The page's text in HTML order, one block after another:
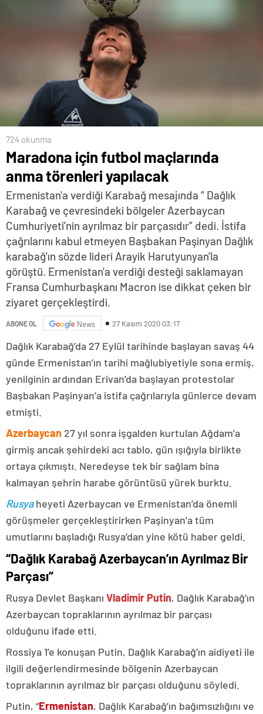
724 okunma
Maradona için futbol maçlarında
anma törenleri yapılacak
Ermenistan'a verdiği Karabağ mesajında “ Dağlık
Karabağ ve çevresindeki bölgeler Azerbaycan
Cumhuriyeti'nin ayrılmaz bir parçasıdır” dedi. İstifa
çağrılarını kabul etmeyen Başbakan Paşinyan Dağlık
karabağ'ın sözde lideri Arayik Harutyunyan'la
görüştü. Ermenistan'a verdiği desteği saklamayan
Fransa Cumhurbaşkanı Macron ise dikkat çeken bir
ziyaret gerçekleştirdi.
ABONE OL News 27 Kasım 2020 03:17
Dağlık Karabağ’da 27 Eylül tarihinde başlayan savaş 44
günde Ermenistan’ın tarihi mağlubiyetiyle sona ermiş,
yenilginin ardından Erivan’da başlayan protestolar
Başbakan Paşinyan’a istifa çağrılarıyla günlerce devam
etmişti.
Azerbaycan 27 yıl sonra işgalden kurtulan Ağdam’a
girmiş ancak şehirdeki acı tablo, gün ışığıyla birlikte
ortaya çıkmıştı. Neredeyse tek bir sağlam bina
kalmayan şehrin harabe görüntüsü yürek burktu.
Rusyaheyeti Azerbaycan ve Ermenistan’da önemli
görüşmeler gerçekleştirirken Paşinyan’a tüm
umutlarını başladığı Rusya’dan yine kötü haber geldi.
“Dağlık Karabağ Azerbaycan’ın Ayrılmaz Bir
Parçası”
Rusya Devlet Başkanı Vladimir Putin, Dağlık Karabağ’ın
Azerbaycan topraklarının ayrılmaz bir parçası
olduğunu ifade etti.
Rossiya 1’e konuşan Putin, Dağlık Karabağ’ın aidiyeti ile
ilgili değerlendirmesinde bölgenin Azerbaycan
topraklarının ayrılmaz bir parçası olduğunu söyledi.
Putin, “Ermenistan, Dağlık Karabağ’ın bağımsızlığını ve